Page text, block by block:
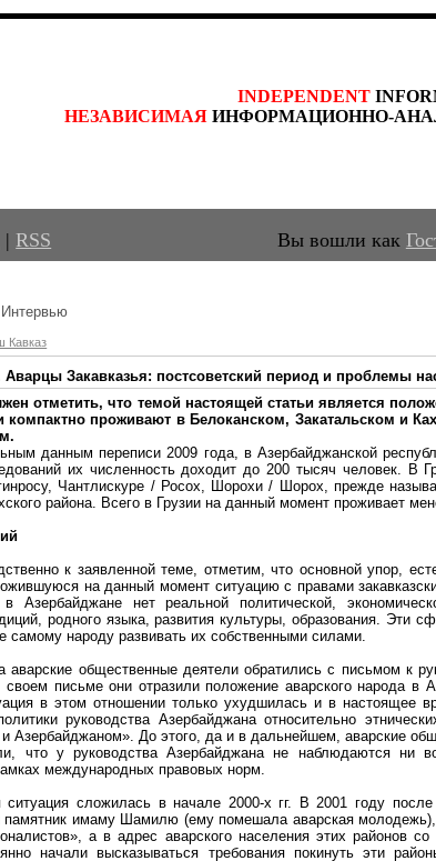
INDEPENDENT
НЕЗАВИСИМАЯ ИНФОРМАЦИОННО-
|RSS Вы вошли как
Интервью
Кавказ
Закавказья: постсоветский период и проблемы
отметить, что темой настоящей статьи является
компактно проживают в Белоканском, Закатальском и
данным переписи 2009 года, в Азербайджанской
их численность доходит до 200 тысяч человек. В
Чантлискуре / Росох, Шорохи / Шорох, прежде
района. Всего в Грузии на данный момент проживает
к заявленной теме, отметим, что основной упор,
на данный момент ситуацию с правами
в Азербайджане нет реальной политической,
родного языка, развития культуры, образования. Эти
народу развивать их собственными силами.
аварские общественные деятели обратились с письмом к
письме они отразили положение аварского народа
в этом отношении только ухудшилась и в настоящее
руководства Азербайджана относительно
Азербайджаном». До этого, да и в дальнейшем, аварские
что у руководства Азербайджана не наблюдаются ни
международных правовых норм.
сложилась в начале 2000-х гг. В 2001 году
памятник имаму Шамилю (ему помешала аварская
а в адрес аварского населения этих районов
начали высказываться требования покинуть эти